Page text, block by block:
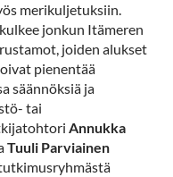
merikuljetuksiin.
jonkun Itämeren
joiden alukset
pienentää
säännöksiä ja
tai
Annukka
Tuuli Parviainen